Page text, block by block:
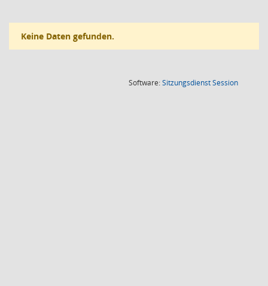
Keine Daten gefunden.
Software:SitzungsdienstSession(Wird in